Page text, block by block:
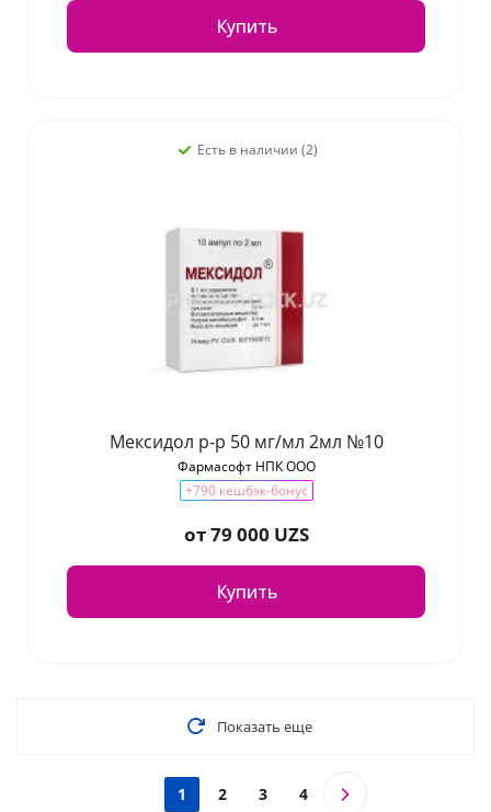
Купить
Есть в наличии (2)
Мексидол р-р 50 мг/мл 2мл №10
Фармасофт НПК ООО
+790 кешбэк-бонус
от79 000 UZS
Купить
Показать еще
1 2 3 4